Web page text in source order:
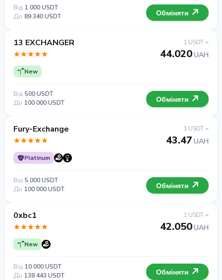
Від 1 000 USDT
До 89 340 USDT Обміняти
13 EXCHANGER
New
1 USDT =
44.020UAH
Від 500 USDT
До 100 000 USDT Обміняти
Fury-Exchange
Platinum
1 USDT =
43.47 UAH
Від 5 000 USDT
До 100 000 USDT Обміняти
0xbc1
New
1 USDT =
42.050UAH
Від 10 000 USDT
До 138 443 USDT Обміняти